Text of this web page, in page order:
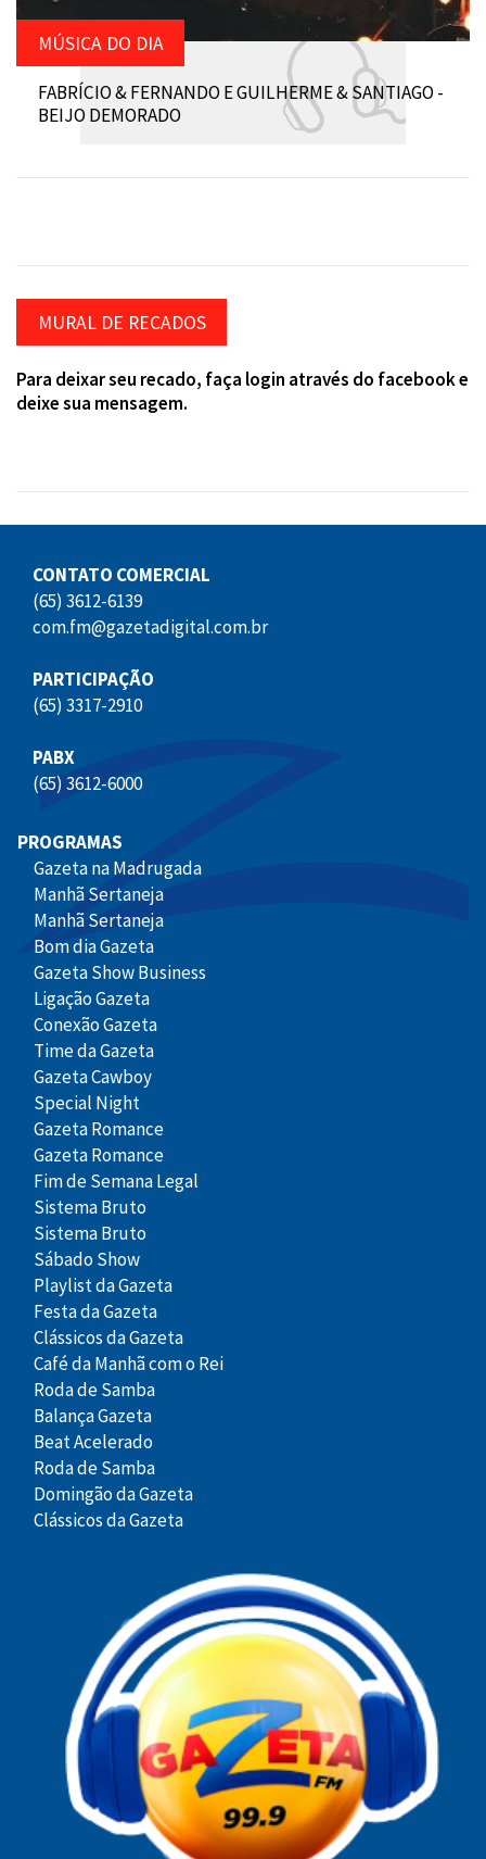
MÚSICA DO DIA
FABRÍCIO & FERNANDO E GUILHERME & SANTIAGO -
BEIJO DEMORADO
MURAL DE RECADOS
Para deixar seu recado, faça login através do facebook e
deixe sua mensagem.
CONTATO COMERCIAL
(65) 3612-6139
com.fm@gazetadigital.com.br
PARTICIPAÇÃO
(65) 3317-2910
PABX
(65) 3612-6000
PROGRAMAS
Gazeta na Madrugada
Manhã Sertaneja
Manhã Sertaneja
Bom dia Gazeta
Gazeta Show Business
Ligação Gazeta
Conexão Gazeta
Time da Gazeta
Gazeta Cawboy
Special Night
Gazeta Romance
Gazeta Romance
Fim de Semana Legal
Sistema Bruto
Sistema Bruto
Sábado Show
Playlist da Gazeta
Festa da Gazeta
Clássicos da Gazeta
Café da Manhã com o Rei
Roda de Samba
Balança Gazeta
Beat Acelerado
Roda de Samba
Domingão da Gazeta
Clássicos da Gazeta